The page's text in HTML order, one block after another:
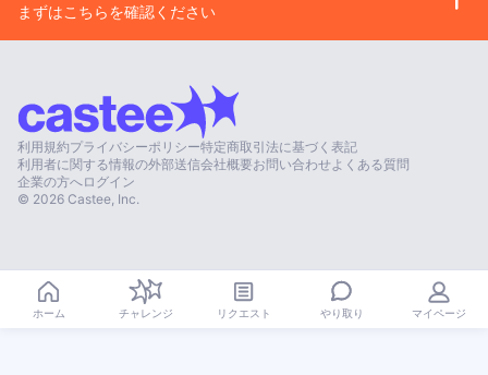
まずはこちらを確認ください
利用規約プライバシーポリシー特定商取引法に基づく表記
利用者に関する情報の外部送信会社概要お問い合わせ よくある質問
企業の方へログイン
© 2026 Castee, Inc.
ホーム チャレンジ リクエスト やり取り マイページ